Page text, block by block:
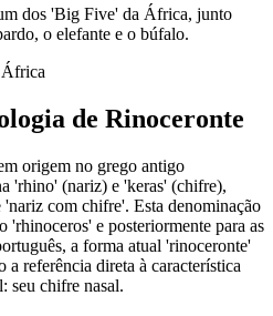
dos 'Big Five' da África, junto
o elefante e o búfalo.
de Rinoceronte
origem no grego antigo
'rhino' (nariz) e 'keras' (chifre),
com chifre'. Esta denominação
'rhinoceros' e posteriormente para as
a forma atual 'rinoceronte'
a referência direta à característica
seu chifre nasal.